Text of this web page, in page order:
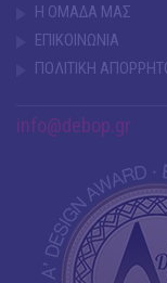
Η ΟΜΑΔΑ ΜΑΣ
ΕΠΙΚΟΙΝΩΝΙΑ
ΠΟΛΙΤΙΚΗ
info@debop.gr